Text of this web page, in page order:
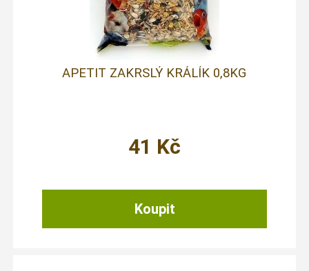
APETIT ZAKRSLÝ KRÁLÍK 0,8KG
41 Kč